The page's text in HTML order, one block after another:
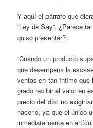
Y aquí el párrafo que
“Ley de Say”. ¿Parece
quiso presentar?:
“Cuando un producto
que desempeña la
ventas en tan ínfimo que
grado recibir el valor en
precio del día: no
hacerlo, ya que el único
inmediatamente en